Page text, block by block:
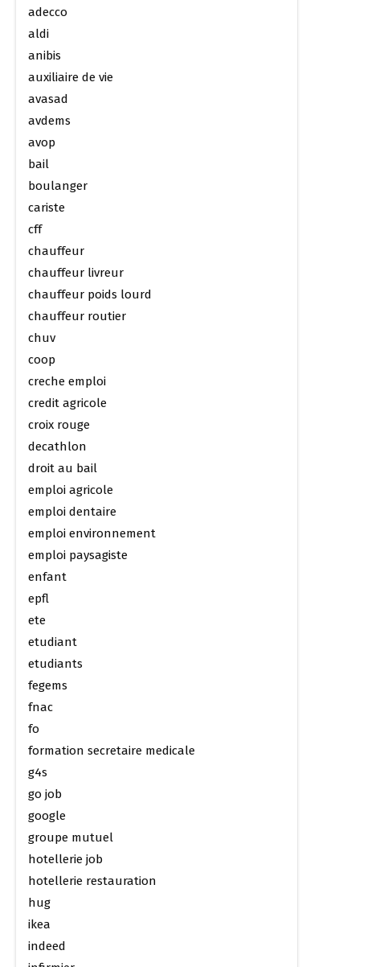
adecco
aldi
anibis
auxiliaire de vie
avasad
avdems
avop
bail
boulanger
cariste
cff
chauffeur
chauffeur livreur
chauffeur poids lourd
chauffeur routier
chuv
coop
creche emploi
credit agricole
croix rouge
decathlon
droit au bail
emploi agricole
emploi dentaire
emploi environnement
emploi paysagiste
enfant
epfl
ete
etudiant
etudiants
fegems
fnac
fo
formation secretaire medicale
g4s
go job
google
groupe mutuel
hotellerie job
hotellerie restauration
hug
ikea
indeed